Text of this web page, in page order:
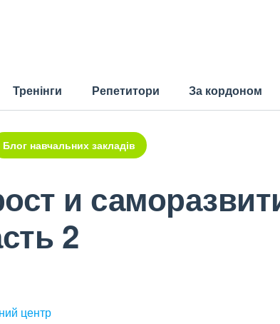
Тренінги Репетитори За кордоном
Блог навчальних закладів
и
2
центр